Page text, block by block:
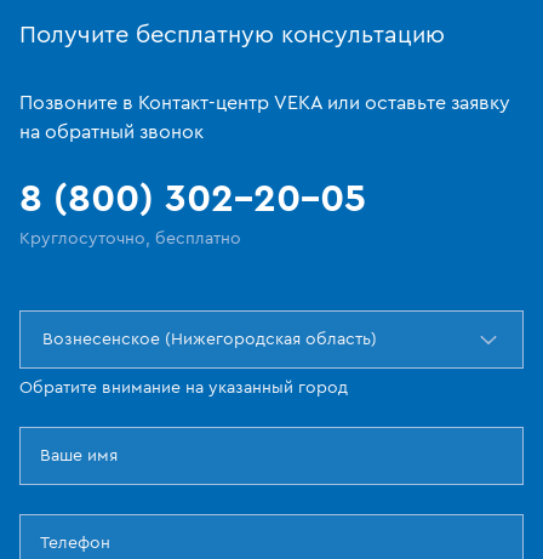
Получите бесплатную консультацию
Позвоните в Контакт-центр VEKA или оставьте заявку
на обратный звонок
8 (800) 302-20-05
Круглосуточно, бесплатно
Вознесенское (Нижегородская область)
Обратите внимание на указанный город